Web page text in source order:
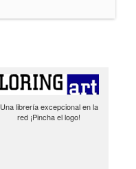
Una librería excepcional en la
red ¡Pincha el logo!